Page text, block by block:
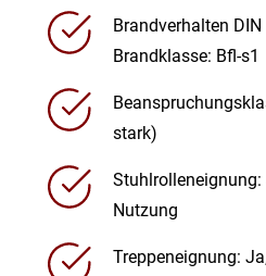
Brandverhalten DIN
Brandklasse: Bfl-s1
stark)
Nutzung
Treppeneignung: